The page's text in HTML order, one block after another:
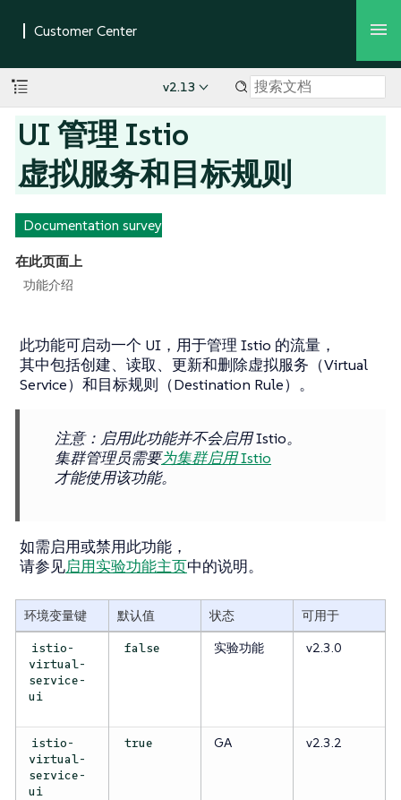
v2.13
UI 管理 Istio
虚拟服务和目标规则
Documentation survey
在此页面上
功能介绍
此功能可启动一个 UI，用于管理 Istio 的流量，
其中包括创建、读取、更新和删除虚拟服务（Virtual
Service）和目标规则（Destination Rule）。
注意：启用此功能并不会启用 Istio。
集群管理员需要为集群启用 Istio
才能使用该功能。
如需启用或禁用此功能，
请参见启用实验功能主页中的说明。
环境变量键 默认值 状态 可用于
istio-
virtual-
service-
ui
false 实验功能 v2.3.0
istio-
virtual-
service-
ui
true GA v2.3.2